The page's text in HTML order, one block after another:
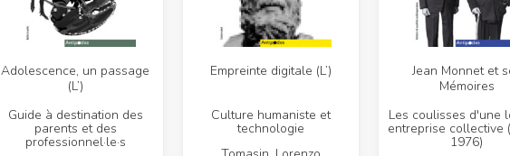
Adolescence, un passage
(L’)
Guide à destination des
parents et des
professionnel·le·s
Empreinte digitale (L’)
Culture humaniste et
technologie
Jean Monnet et
Mémoires
Les coulisses d'une
entreprise collective
1976)